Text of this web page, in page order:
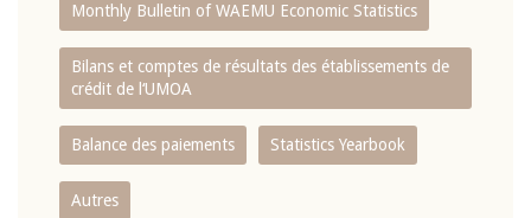
Monthly Bulletin of WAEMU Economic Statistics
Bilans et comptes de résultats des établissements de
crédit de l‘UMOA
Balance des paiements Statistics Yearbook
Autres